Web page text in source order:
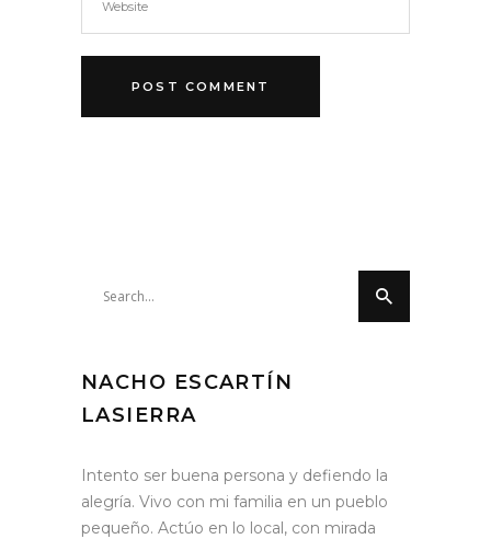
NACHO ESCARTÍN
LASIERRA
Intento ser buena persona y defiendo la
alegría. Vivo con mi familia en un pueblo
pequeño. Actúo en lo local, con mirada